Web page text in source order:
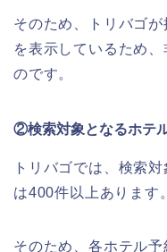
そのため、トリバゴ
を表示しているため
のです。
②検索対象となるホテ
トリバゴでは、検索
は400件以上あります。
そのため、各ホテル